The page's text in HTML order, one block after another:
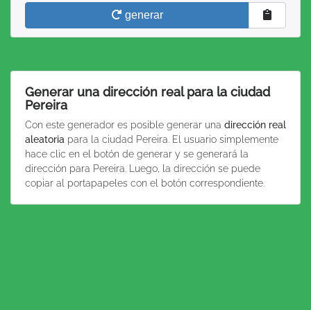
generar
Generar una dirección real para la ciudad
Pereira
Con este generador es posible generar una dirección real
aleatoria para la ciudad Pereira. El usuario simplemente
hace clic en el botón de generar y se generará la
dirección para Pereira. Luego, la dirección se puede
copiar al portapapeles con el botón correspondiente.